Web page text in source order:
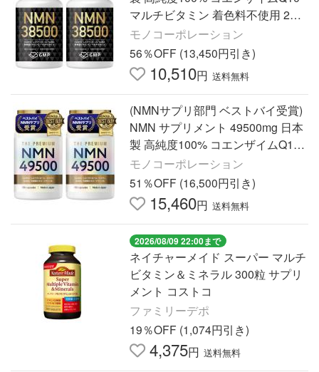
マルチビタミン 着色料不使用 2本
セット(240日分)
モノコーポレーション
56％OFF (13,450円引き)
10,510円 送料無料
(NMNサプリ部門 ベストバイ受賞)
NMN サプリメント 49500mg 日本
製 高純度100% コエンザイムQ10
乳酸菌エキス ビオチン マルチビタ
ミン 2本セット(300日分)
モノコーポレーション
51％OFF (16,500円引き)
15,460円 送料無料
2026/08/09 22:00まで
ネイチャーメイド スーパー マルチ
ビタミン＆ミネラル 300粒 サプリ
メント コストコ
ファミリーデポ
19％OFF (1,074円引き)
4,375円 送料無料